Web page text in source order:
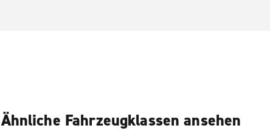
Ähnliche Fahrzeugklassen ansehen